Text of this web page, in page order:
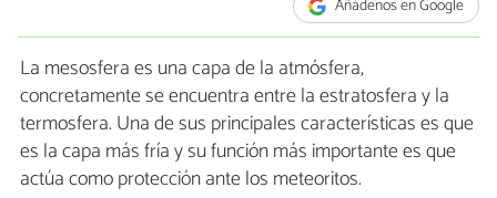
Añádenos en Google
La mesosfera es una capa de la atmósfera,
concretamente se encuentra entre la estratosfera y la
termosfera. Una de sus principales características es que
es la capa más fría y su función más importante es que
actúa como protección ante los meteoritos.